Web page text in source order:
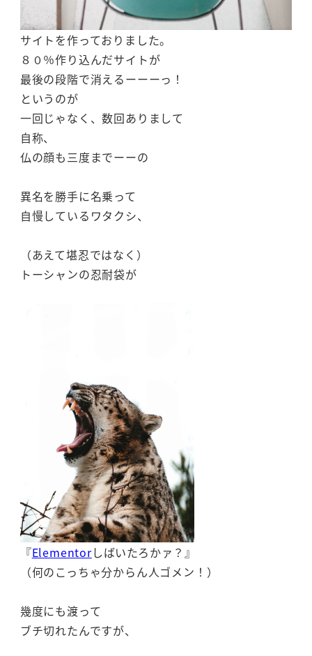
サイトを作っておりました。
８０％作り込んだサイトが
最後の段階で消えるーーーっ！
というのが
一回じゃなく、数回ありまして
自称、
仏の顔も三度までーーの
異名を勝手に名乗って
自慢しているワタクシ、
（あえて堪忍ではなく）
トーシャンの忍耐袋が
『Elementorしばいたろかァ？』
（何のこっちゃ分からん人ゴメン！）
幾度にも渡って
ブチ切れたんですが、